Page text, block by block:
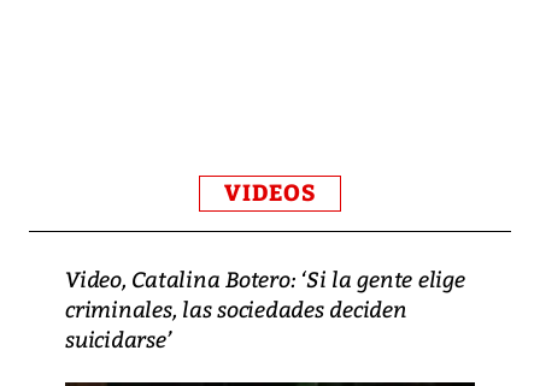
VIDEOS
Video, Catalina Botero: ‘Si la gente elige
criminales, las sociedades deciden
suicidarse’